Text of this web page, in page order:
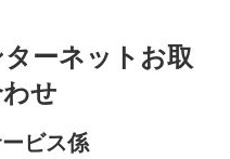
ーネットお取
せ
ビス係